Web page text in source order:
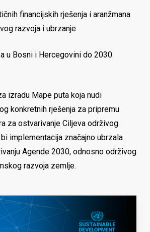
financijskih rješenja i aranžmana
razvoja i ubrzanje
u Bosni i Hercegovini do 2030.
izradu Mape puta koja nudi
konkretnih rješenja za pripremu
za ostvarivanje Ciljeva održivog
implementacija značajno ubrzala
Agende 2030, odnosno održivog
razvoja zemlje.